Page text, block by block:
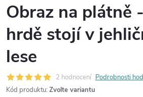
Obraz na plátně
hrdě stojí v
lese
2 hodnocení Podrobnosti
Kód produktu: Zvolte variantu